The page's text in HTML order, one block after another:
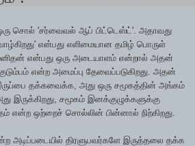
சொல் 'சர்வைவல் ஆப் பிட்டெஸ்ட்'. அதாவது
என்பது எளிமையான தமிழ் பொருள்
என்பது ஒரு அடையாளம் என்றால் அதன்
என்ற அமைப்பு தேவைப்படுகிறது. அதன்
இருப்பை தக்கவைக்க, அது ஒரு சமூகத்தின் அங்கம்
இருக்கிறது, சமூகம் இனக்குழுக்களுக்கு
என்ற ஒற்றைச் சொல்லின் பின்னால் நிற்கிறது.
அடிப்படையில் திரளுபவர்களே இருத்தலை தக்க